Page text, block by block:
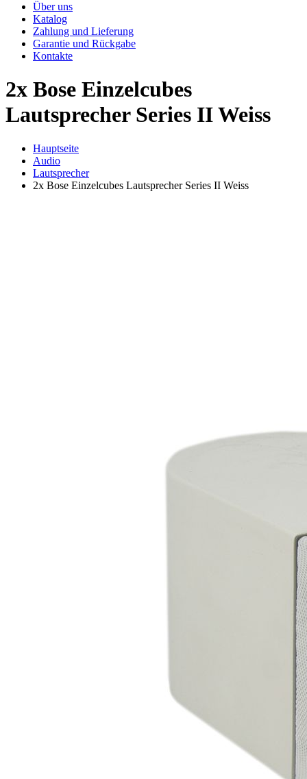
Über uns
Katalog
Zahlung und Lieferung
Garantie und Rückgabe
Kontakte
2x Bose Einzelcubes
Lautsprecher Series II Weiss
Hauptseite
Audio
Lautsprecher
2x Bose Einzelcubes Lautsprecher Series II Weiss